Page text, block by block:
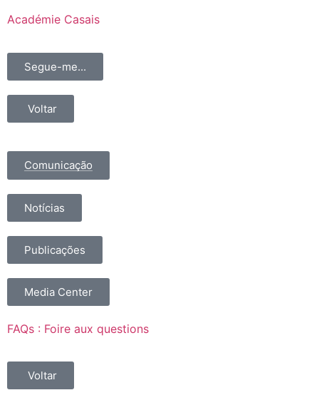
Académie Casais
Segue-me...
Voltar
Comunicação
Notícias
Publicações
Media Center
FAQs : Foire aux questions
Voltar